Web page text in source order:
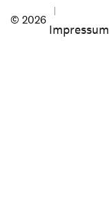
© 2026
Impressum